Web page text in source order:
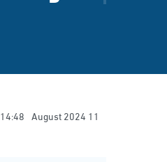
11 August 2024
14:48